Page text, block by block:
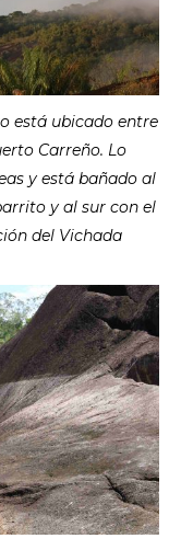
está ubicado entre
Carreño. Lo
y está bañado al
y al sur con el
del Vichada